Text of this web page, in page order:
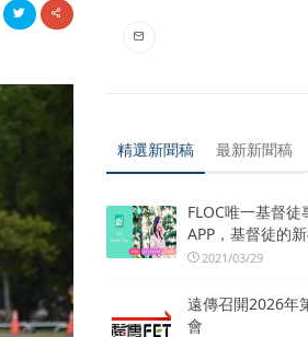
精選新聞稿 最新新聞稿
FLOC唯一基督徒
APP，基督徒的
2021/03/29
遠傳召開2026年
會